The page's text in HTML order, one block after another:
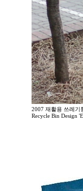
2007 재활용 쓰레기
Recycle Bin Design